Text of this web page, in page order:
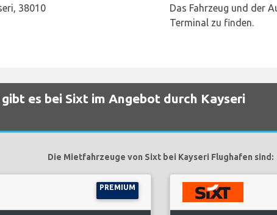
38010
Das Fahrzeug und der
Terminal zu finden.
es bei Sixt im Angebot durch Kayseri
Die Mietfahrzeuge von Sixt bei Kayseri Flughafen sind:
PREMIUM